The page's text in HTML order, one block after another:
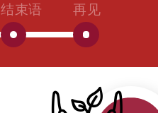
结束语 再见